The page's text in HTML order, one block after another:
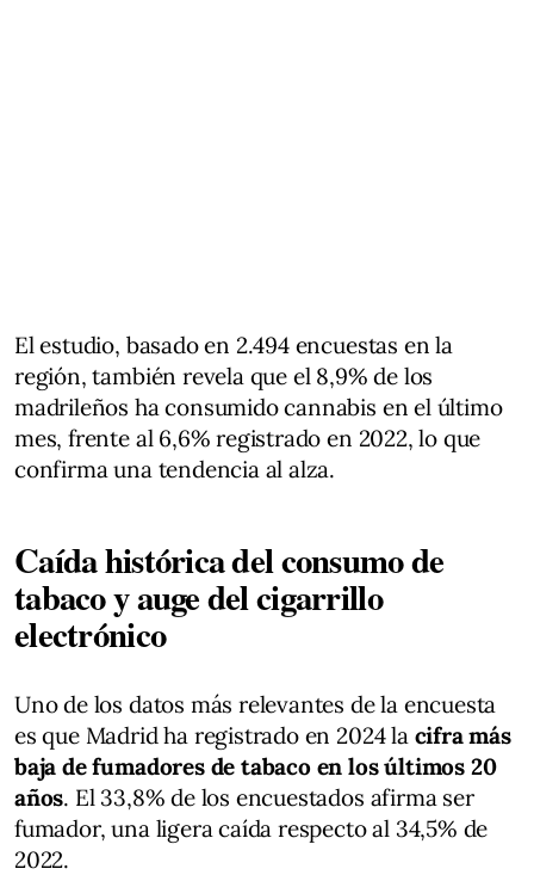
El estudio, basado en 2.494 encuestas en la
región, también revela que el 8,9% de los
madrileños ha consumido cannabis en el último
mes, frente al 6,6% registrado en 2022, lo que
confirma una tendencia al alza.
Caída histórica del consumo de
tabaco y auge del cigarrillo
electrónico
Uno de los datos más relevantes de la encuesta
es que Madrid ha registrado en 2024 la cifra más
baja de fumadores de tabaco en los últimos 20
años. El 33,8% de los encuestados afirma ser
fumador, una ligera caída respecto al 34,5% de
2022.